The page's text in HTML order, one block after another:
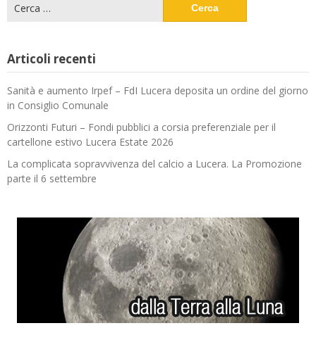
per:
Articoli recenti
Sanità e aumento Irpef – FdI Lucera deposita un ordine del giorno
in Consiglio Comunale
Orizzonti Futuri – Fondi pubblici a corsia preferenziale per il
cartellone estivo Lucera Estate 2026
La complicata sopravvivenza del calcio a Lucera. La Promozione
parte il 6 settembre